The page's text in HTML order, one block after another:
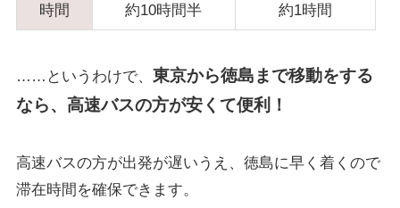
時間 約10時間半 約1時間
……というわけで、 東京から徳島まで移動をする
なら、高速バスの方が安くて便利！
高速バスの方が出発が遅いうえ、徳島に早く着くので
滞在時間を確保できます。